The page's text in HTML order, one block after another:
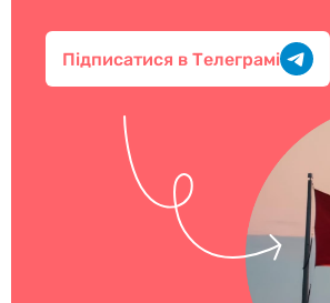
Підписатися в Телеграмі